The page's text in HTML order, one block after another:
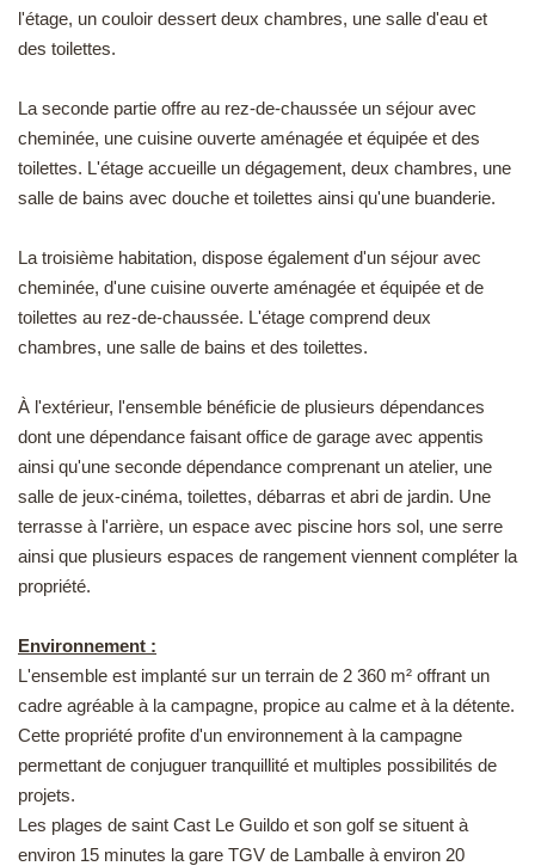
l'étage, un couloir dessert deux chambres, une salle d'eau et
des toilettes.
La seconde partie offre au rez-de-chaussée un séjour avec
cheminée, une cuisine ouverte aménagée et équipée et des
toilettes. L'étage accueille un dégagement, deux chambres, une
salle de bains avec douche et toilettes ainsi qu'une buanderie.
La troisième habitation, dispose également d'un séjour avec
cheminée, d'une cuisine ouverte aménagée et équipée et de
toilettes au rez-de-chaussée. L'étage comprend deux
chambres, une salle de bains et des toilettes.
À l'extérieur, l'ensemble bénéficie de plusieurs dépendances
dont une dépendance faisant office de garage avec appentis
ainsi qu'une seconde dépendance comprenant un atelier, une
salle de jeux-cinéma, toilettes, débarras et abri de jardin. Une
terrasse à l'arrière, un espace avec piscine hors sol, une serre
ainsi que plusieurs espaces de rangement viennent compléter la
propriété.
Environnement :
L'ensemble est implanté sur un terrain de 2 360 m² offrant un
cadre agréable à la campagne, propice au calme et à la détente.
Cette propriété profite d'un environnement à la campagne
permettant de conjuguer tranquillité et multiples possibilités de
projets.
Les plages de saint Cast Le Guildo et son golf se situent à
environ 15 minutes la gare TGV de Lamballe à environ 20